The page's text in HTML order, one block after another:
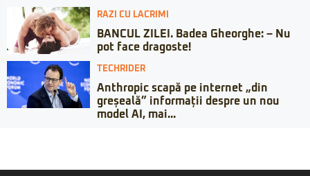
RAZI CU LACRIMI
BANCUL ZILEI. Badea Gheorghe: – Nu
pot face dragoste!
TECHRIDER
Anthropic scapă pe internet „din
greșeală” informații despre un nou
model AI, mai...